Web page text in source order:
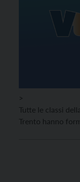
>
Tutte le classi
Trento hanno